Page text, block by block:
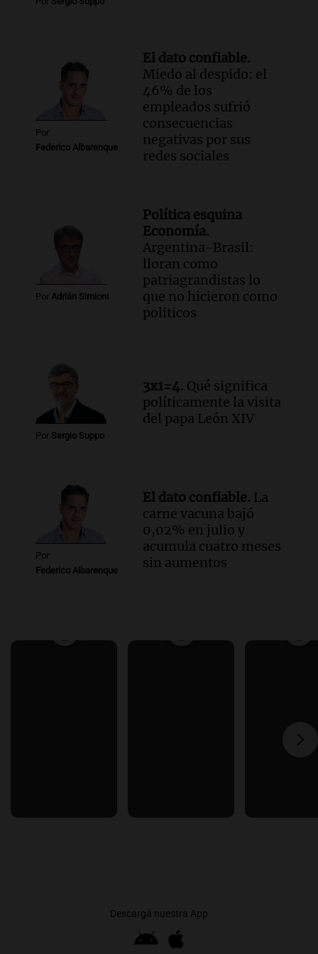
Privada.
Audio.
Manifestación en Rosario contra
la ley de Propiedad Privada debatida en
el Senado.
Viva la Radio Rosario
Episodios
Audio.Luis Juez cuestionó la polémica
por la Ley de Tierras: "Construyeron un
Por
Federico Albarenque
El dato confiable.
Miedo al despido: el
46% de los
empleados sufrió
consecuencias
negativas por sus
redes sociales
Por Adrián Simioni
Política esquina
Economía.
Argentina-Brasil:
lloran como
patriagrandistas lo
que no hicieron como
politicos
Por Sergio Suppo
3x1=4. Qué significa
políticamente la visita
del papa León XIV
Por
Federico Albarenque
El dato confiable. La
carne vacuna bajó
0,02% en julio y
acumula cuatro meses
sin aumentos
Descargá nuestra App